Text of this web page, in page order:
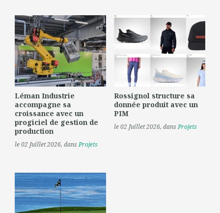
Léman Industrie
accompagne sa
croissance avec un
progiciel de gestion de
production
le 02 Juillet 2026, dansProjets
Rossignol structure sa
donnée produit avec un
PIM
le 02 Juillet 2026, dansProjets